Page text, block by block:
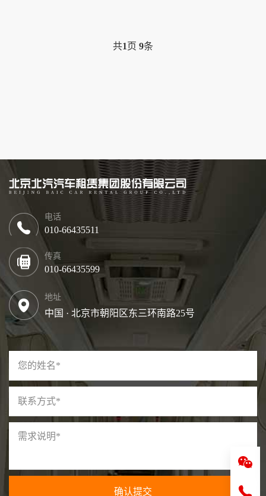
共1 页 9条
电话
010-66435511
传真
010-66435599
地址
中国 · 北京市朝阳区东三环南路25号
确认提交